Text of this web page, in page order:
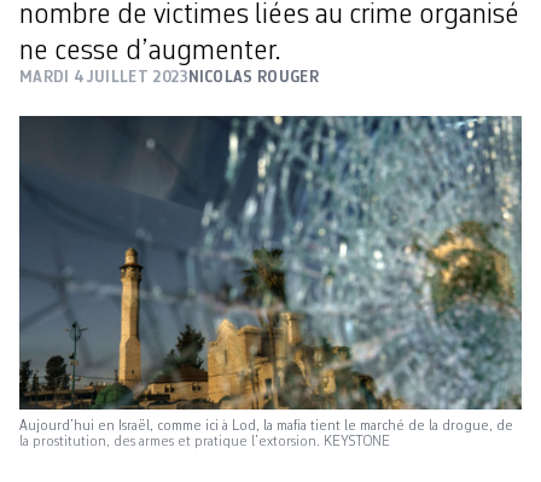
nombre de victimes liées au crime organisé
ne cesse d’augmenter.
MARDI 4 JUILLET 2023 NICOLAS ROUGER
Aujourd’hui en Israël, comme ici à Lod, la mafia tient le marché de la drogue, de
la prostitution, des armes et pratique l’extorsion. KEYSTONE